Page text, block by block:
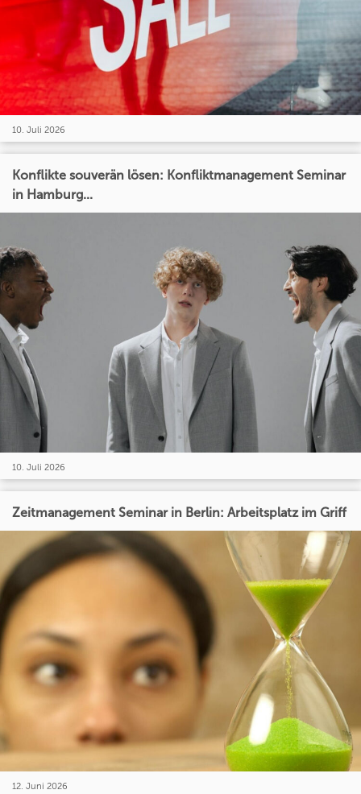
10. Juli 2026
Konflikte souverän lösen: Konfliktmanagement Seminar
in Hamburg...
10. Juli 2026
Zeitmanagement Seminar in Berlin: Arbeitsplatz im Griff
12. Juni 2026